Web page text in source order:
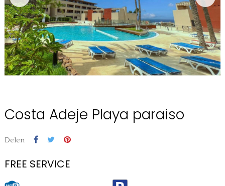
Costa Adeje Playa paraiso
Delen
FREE SERVICE